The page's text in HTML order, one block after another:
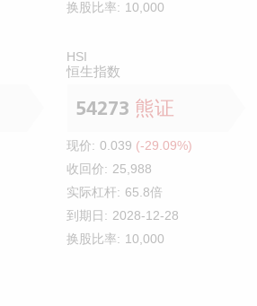
换股比率: 10,000
HSI
恒生指数
54273 熊证
现价: 0.039 (-29.09%)
收回价: 25,988
实际杠杆: 65.8倍
到期日: 2028-12-28
换股比率: 10,000